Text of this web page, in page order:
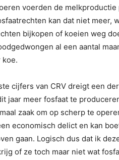
voerden de
kan dat niet meer,
bijkopen of koeien weg
al een aantal
koe.
cijfers van CRV dreigt een
jaar meer fosfaat te
zaak om op scherp te
economisch delict en kan
gaan. Logisch dus dat ik
of ze toch maar niet wat